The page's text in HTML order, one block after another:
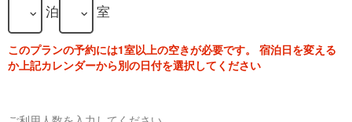
泊 室
このプランの予約には1室以上の空きが必要です。 宿泊日を変える
か上記カレンダーから別の日付を選択してください